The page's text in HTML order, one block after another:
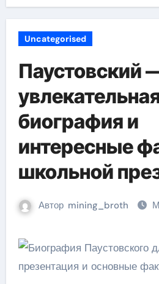
Uncategorised
Паустовский
биография и
интересные
школьной
Автор mining_broth